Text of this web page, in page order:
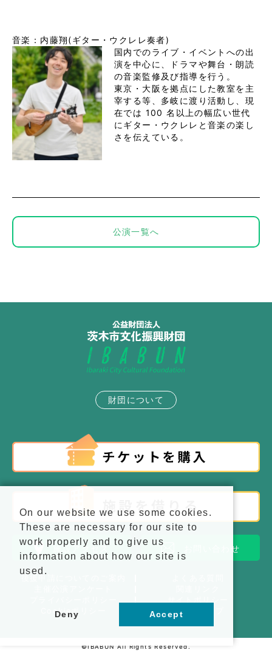
音楽：内藤翔(ギター・ウクレレ奏者)
国内でのライブ・イベントへの出
演を中心に、ドラマや舞台・朗読
の音楽監修及び指導を行う。
東京・大阪を拠点にした教室を主
宰する等、多岐に渡り活動し、現
在では 100 名以上の幅広い世代
にギター・ウクレレと音楽の楽し
さを伝えている。
公演一覧へ
財団について
施設アクセス お問い合わせ
Cookieポリシー
サイトマップ
©IBABUN All Rights Reserved.
On our website we use some cookies.
These are necessary for our site to
work properly and to give us
information about how our site is
used.
Deny Accept